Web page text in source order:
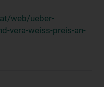
web/ueber-
vera-weiss-preis-an-